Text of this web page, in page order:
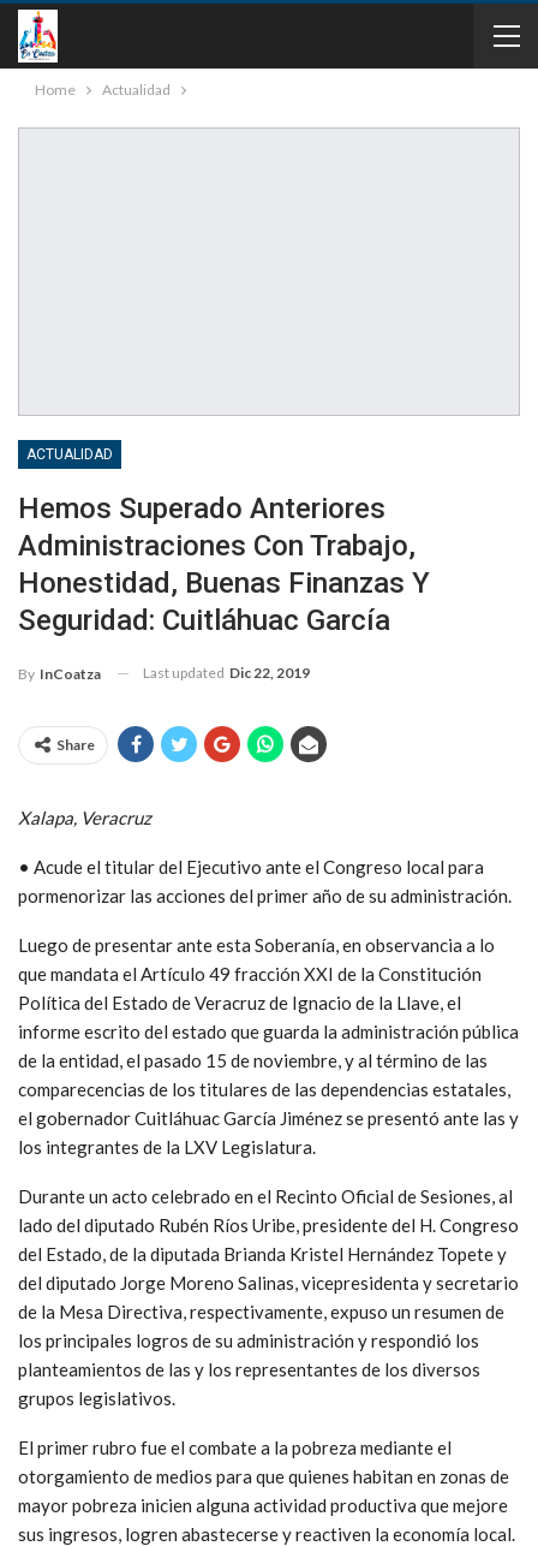
Home Actualidad
ACTUALIDAD
Hemos Superado Anteriores
Administraciones Con Trabajo,
Honestidad, Buenas Finanzas Y
Seguridad: Cuitláhuac García
By InCoatza Last updated Dic 22, 2019
Share
Xalapa, Veracruz
• Acude el titular del Ejecutivo ante el Congreso local para
pormenorizar las acciones del primer año de su administración.
Luego de presentar ante esta Soberanía, en observancia a lo
que mandata el Artículo 49 fracción XXI de la Constitución
Política del Estado de Veracruz de Ignacio de la Llave, el
informe escrito del estado que guarda la administración pública
de la entidad, el pasado 15 de noviembre, y al término de las
comparecencias de los titulares de las dependencias estatales,
el gobernador Cuitláhuac García Jiménez se presentó ante las y
los integrantes de la LXV Legislatura.
Durante un acto celebrado en el Recinto Oficial de Sesiones, al
lado del diputado Rubén Ríos Uribe, presidente del H. Congreso
del Estado, de la diputada Brianda Kristel Hernández Topete y
del diputado Jorge Moreno Salinas, vicepresidenta y secretario
de la Mesa Directiva, respectivamente, expuso un resumen de
los principales logros de su administración y respondió los
planteamientos de las y los representantes de los diversos
grupos legislativos.
El primer rubro fue el combate a la pobreza mediante el
otorgamiento de medios para que quienes habitan en zonas de
mayor pobreza inicien alguna actividad productiva que mejore
sus ingresos, logren abastecerse y reactiven la economía local.